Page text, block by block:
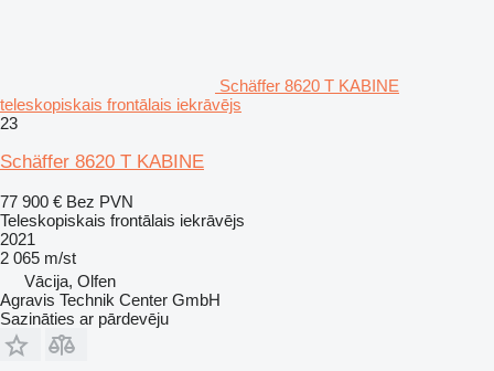
Schäffer 8620 T KABINE
teleskopiskais frontālais iekrāvējs
23
Schäffer 8620 T KABINE
77 900 € Bez PVN
Teleskopiskais frontālais iekrāvējs
2021
2 065 m/st
Vācija, Olfen
Agravis Technik Center GmbH
Sazināties ar pārdevēju